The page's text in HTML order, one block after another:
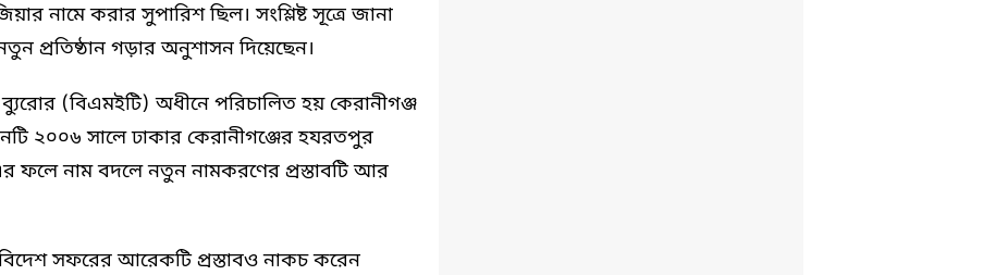
নামে করার সুপারিশ ছিল। সংশ্লিষ্ট সূত্রে জানা
নতুন প্রতিষ্ঠান গড়ার অনুশাসন দিয়েছেন।
(বিএমইটি) অধীনে পরিচালিত হয় কেরানীগঞ্জ
২০০৬ সালে ঢাকার কেরানীগঞ্জের হযরতপুর
ফলে নাম বদলে নতুন নামকরণের প্রস্তাবটি আর
সফরের আরেকটি প্রস্তাবও নাকচ করেন